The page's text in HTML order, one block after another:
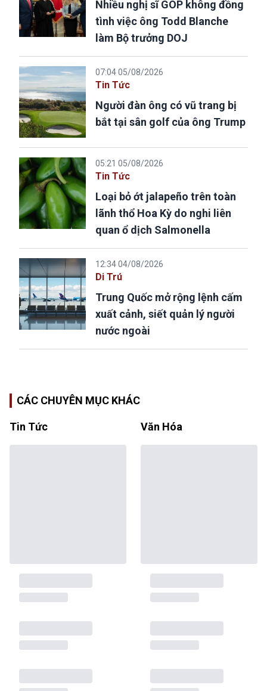
Nhiều nghị sĩ GOP không đồng
tình việc ông Todd Blanche
làm Bộ trưởng DOJ
07:04 05/08/2026
Tin Tức
Người đàn ông có vũ trang bị
bắt tại sân golf của ông Trump
05:21 05/08/2026
Tin Tức
Loại bỏ ớt jalapeño trên toàn
lãnh thổ Hoa Kỳ do nghi liên
quan ổ dịch Salmonella
12:34 04/08/2026
Di Trú
Trung Quốc mở rộng lệnh cấm
xuất cảnh, siết quản lý người
nước ngoài
CÁC CHUYÊN MỤC KHÁC
Tin Tức Văn Hóa